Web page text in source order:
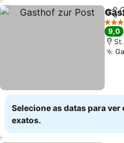
4
9,0
Selecione as datas para ver
exatos.